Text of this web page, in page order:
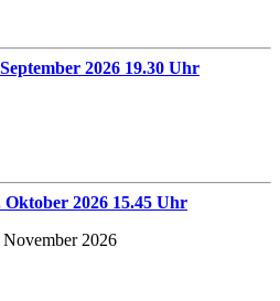
2026 19.30 Uhr
2026 15.45 Uhr
2026